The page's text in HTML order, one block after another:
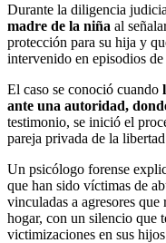
Durante la diligencia
madre de la niña al
protección para su hija y
intervenido en episodios
El caso se conoció cuando
ante una autoridad,
testimonio, se inició el
pareja privada de la
Un psicólogo forense
que han sido víctimas de
vinculadas a agresores
hogar, con un silencio que
victimizaciones en sus